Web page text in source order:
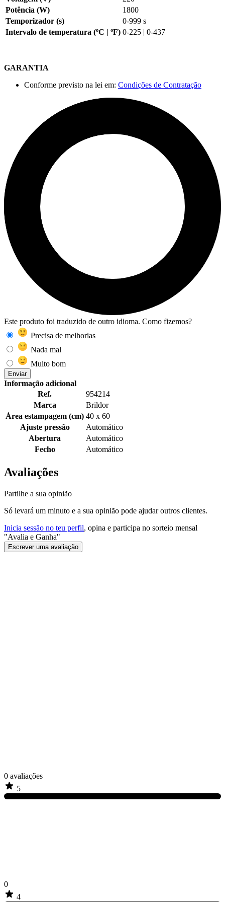
Potência (W)
1800
Temporizador (s)
0-999 s
Intervalo de temperatura (ºC | ºF) 0-225 | 0-437
GARANTIA
Conforme previsto na lei em: Condições de Contratação
Este produto foi traduzido de outro idioma. Como fizemos?
Precisa de melhorias
Nada mal
Muito bom
Enviar
Informação adicional
Ref.
954214
Marca
Brildor
Área estampagem (cm) 40 x 60
Ajuste pressão
Automático
Abertura
Automático
Fecho
Automático
Avaliações
Partilhe a sua opinião
Só levará um minuto e a sua opinião pode ajudar outros clientes.
Inicia sessão no teu perfil, opina e participa no sorteio mensal
"Avalia e Ganha"
Escrever uma avaliação
0 avaliações
5
0
4